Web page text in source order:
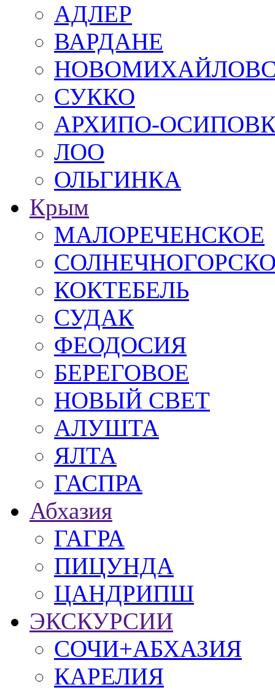
АДЛЕР
ВАРДАНЕ
СУККО
АРХИПО-
ЛОО
ОЛЬГИНКА
Крым
МАЛОРЕЧЕНСКОЕ
КОКТЕБЕЛЬ
СУДАК
ФЕОДОСИЯ
БЕРЕГОВОЕ
НОВЫЙ СВЕТ
АЛУШТА
ЯЛТА
ГАСПРА
Абхазия
ГАГРА
ПИЦУНДА
ЦАНДРИПШ
ЭКСКУРСИИ
СОЧИ+АБХАЗИЯ
КАРЕЛИЯ